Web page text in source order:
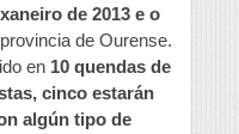
de 2013 e o
de Ourense.
en 10 quendas de
cinco estarán
algún tipo de